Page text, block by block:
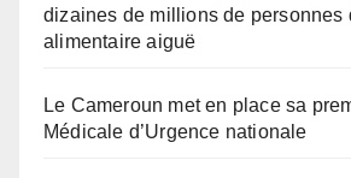
dizaines de millions de personnes
alimentaire aiguë
Le Cameroun met en place sa
Médicale d’Urgence nationale